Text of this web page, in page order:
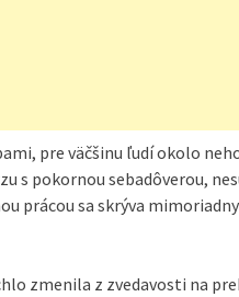
pre väčšinu ľudí okolo
s pokornou sebadôverou,
prácou sa skrýva
zmenila z zvedavosti na